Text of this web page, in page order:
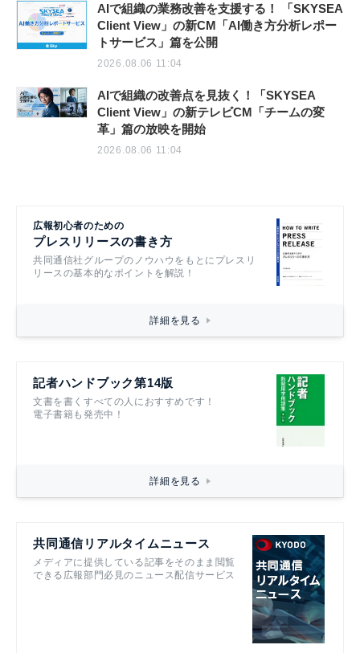
AIで組織の業務改善を支援する！ 「SKYSEA
Client View」の新CM「AI働き方分析レポー
トサービス」篇を公開
2026.08.06 11:04
AIで組織の改善点を見抜く！「SKYSEA
Client View」の新テレビCM「チームの変
革」篇の放映を開始
2026.08.06 11:04
広報初心者のための
プレスリリースの書き方
共同通信社グループのノウハウをもとにプレスリ
リースの基本的なポイントを解説！
詳細を見る
記者ハンドブック第14版
文書を書くすべての人におすすめです！
電子書籍も発売中！
詳細を見る
共同通信リアルタイムニュース
メディアに提供している記事をそのまま閲覧
できる広報部門必見のニュース配信サービス